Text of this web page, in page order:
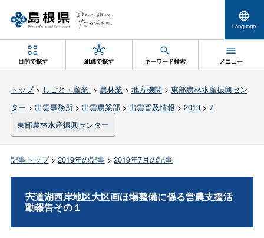
Language
目的で探す 組織で探す キーワード検索 メニュー
トップ> しごと・産業 > 農林業> 地方機関> 東部農林水産振興セン
ター > 出雲事務所> 出雲農業部> 出雲普及情報 > 2019> 7
東部農林水産振興センター
記事トップ> 2019年の記事> 2019年7月の記事
宍道湖西岸地区大区画ほ場整備に係る営農支援活
動報告その１